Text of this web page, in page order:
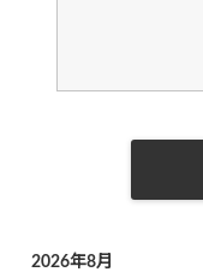
2026年8月